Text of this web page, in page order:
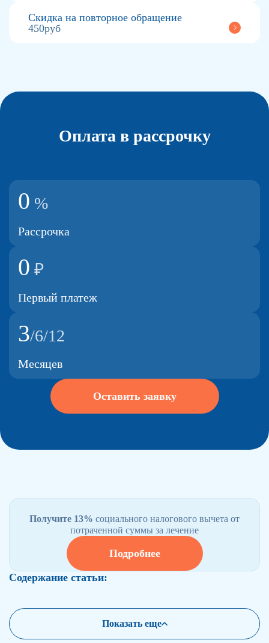
Скидка на повторное обращение
450руб
Оплата в рассрочку
Оставить заявку
0 %
Рассрочка
0 ₽
Первый платеж
3/6/12
Месяцев
Содержание статьи:
Показать еще
Получите 13% социального налогового вычета от
потраченной суммы за лечение
Подробнее